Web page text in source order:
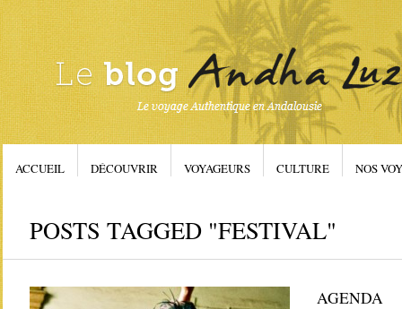
ACCUEIL DÉCOUVRIR VOYAGEURS CULTURE NOS
POSTS TAGGED "FESTIVAL"
AGENDA